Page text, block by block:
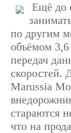
Ещё до
по другим
объёмом
передач
скоростей.
Marussia
стараются
что на